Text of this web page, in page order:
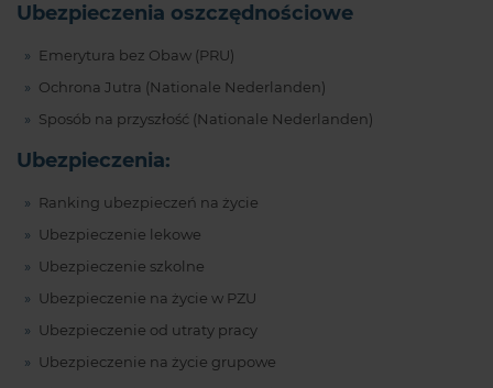
Ubezpieczenia oszczędnościowe
Emerytura bez Obaw (PRU)
Ochrona Jutra (Nationale Nederlanden)
Sposób na przyszłość (Nationale Nederlanden)
Ubezpieczenia:
Ranking ubezpieczeń na życie
Ubezpieczenie lekowe
Ubezpieczenie szkolne
Ubezpieczenie na życie w PZU
Ubezpieczenie od utraty pracy
Ubezpieczenie na życie grupowe